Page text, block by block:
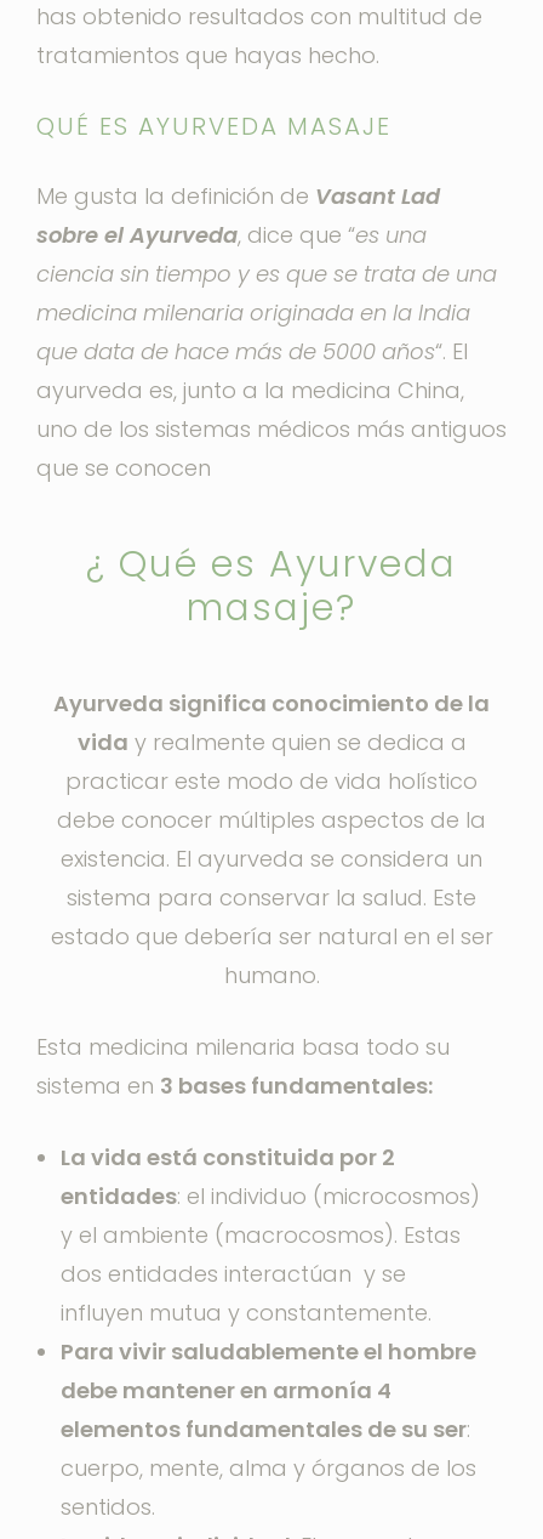
has obtenido resultados con multitud de
tratamientos que hayas hecho.
QUÉ ES AYURVEDA MASAJE
Me gusta la definición de Vasant Lad
sobre el Ayurveda, dice que “es una
ciencia sin tiempo y es que se trata de una
medicina milenaria originada en la India
que data de hace más de 5000 años“. El
ayurveda es, junto a la medicina China,
uno de los sistemas médicos más antiguos
que se conocen
¿ Qué es Ayurveda
masaje?
Ayurveda significa conocimiento de la
vida y realmente quien se dedica a
practicar este modo de vida holístico
debe conocer múltiples aspectos de la
existencia. El ayurveda se considera un
sistema para conservar la salud. Este
estado que debería ser natural en el ser
humano.
Esta medicina milenaria basa todo su
sistema en 3 bases fundamentales:
La vida está constituida por 2
entidades: el individuo (microcosmos)
y el ambiente (macrocosmos). Estas
dos entidades interactúan y se
influyen mutua y constantemente.
Para vivir saludablemente el hombre
debe mantener en armonía 4
elementos fundamentales de su ser:
cuerpo, mente, alma y órganos de los
sentidos.